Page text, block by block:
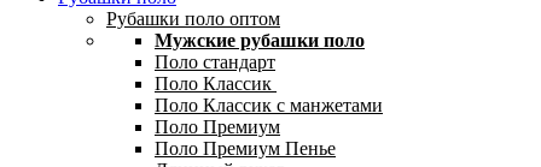
Рубашки поло оптом
Мужские рубашки поло
Поло стандарт
Поло Классик
Поло Классик с манжетами
Поло Премиум
Поло Премиум Пенье